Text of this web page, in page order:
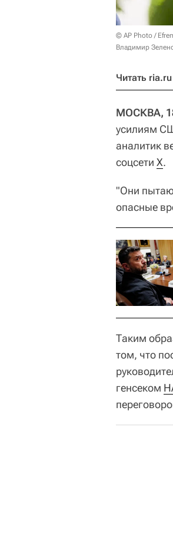
© AP Photo /
Владимир
Читать
МОСКВА,
усилиям
аналитик
соцсети X.
"Они
опасные
Таким
том, что
генсеком